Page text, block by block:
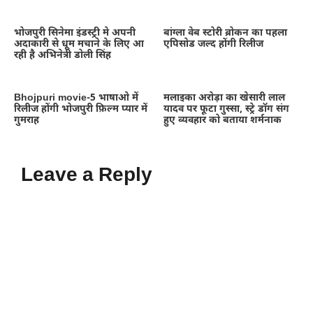
भोजपुरी सिनेमा इंडस्ट्री मे अपनी
अदाकारी से धूम मचाने के लिए आ
रही है अभिनेत्री डोली सिंह
बांग्ला वेब स्टोरी ब्रोकन का पहला
एपिसोड जल्द होंगी रिलीज
Bhojpuri movie-5 भाषाओ में
रिलीज होंगी भोजपुरी फ़िल्म प्यार में
गुमराह
मलाइका अरोड़ा का खेसारी लाल
यादव पर फूटा गुस्सा, स्ट्रे डॉग संग
हुए व्यवहार को बताया शर्मनाक
Leave a Reply